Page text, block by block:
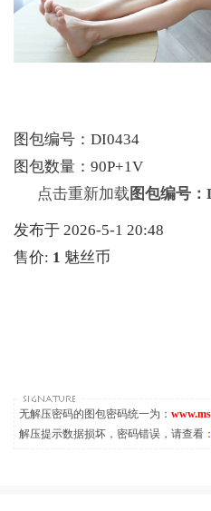
图包编号：DI0434
图包数量：90P+1V
点击重新加载 图包编号
发布于 2026-5-1 20:48
售价: 1 魅丝币
无解压密码的图包密码统一为：
解压提示数据损坏，密码错误，请查看：